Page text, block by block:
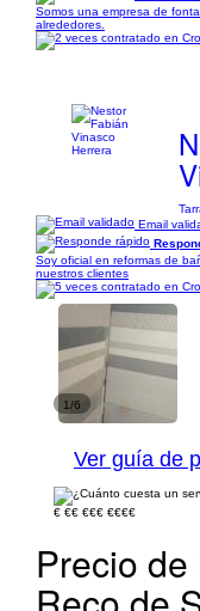
Somos una empresa de
alrededores.
Email
Soy oficial en reformas de
nuestros clientes
1/6
Ver guía de
€ €€ €€€ €€€€
Precio